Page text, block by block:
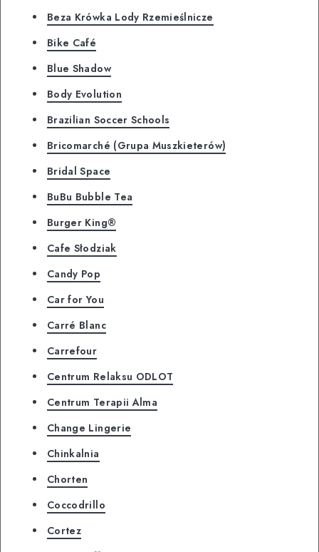
Beza Krówka Lody Rzemieślnicze
Bike Café
Blue Shadow
Body Evolution
Brazilian Soccer Schools
Bricomarché (Grupa Muszkieterów)
Bridal Space
BuBu Bubble Tea
Burger King®
Cafe Słodziak
Candy Pop
Car for You
Carré Blanc
Carrefour
Centrum Relaksu ODLOT
Centrum Terapii Alma
Change Lingerie
Chinkalnia
Chorten
Coccodrillo
Cortez